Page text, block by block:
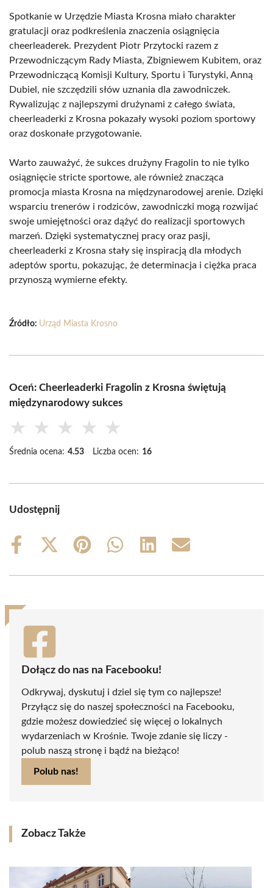
Spotkanie w Urzędzie Miasta Krosna miało charakter
gratulacji oraz podkreślenia znaczenia osiągnięcia
cheerleaderek. Prezydent Piotr Przytocki razem z
Przewodniczącym Rady Miasta, Zbigniewem Kubitem, oraz
Przewodniczącą Komisji Kultury, Sportu i Turystyki, Anną
Dubiel, nie szczędzili słów uznania dla zawodniczek.
Rywalizując z najlepszymi drużynami z całego świata,
cheerleaderki z Krosna pokazały wysoki poziom sportowy
oraz doskonałe przygotowanie.
Warto zauważyć, że sukces drużyny Fragolin to nie tylko
osiągnięcie stricte sportowe, ale również znacząca
promocja miasta Krosna na międzynarodowej arenie. Dzięki
wsparciu trenerów i rodziców, zawodniczki mogą rozwijać
swoje umiejętności oraz dążyć do realizacji sportowych
marzeń. Dzięki systematycznej pracy oraz pasji,
cheerleaderki z Krosna stały się inspiracją dla młodych
adeptów sportu, pokazując, że determinacja i ciężka praca
przynoszą wymierne efekty.
Źródło: Urząd Miasta Krosno
Oceń: Cheerleaderki Fragolin z Krosna świętują
międzynarodowy sukces
★ ★ ★ ★ ★
Średnia ocena: 4.53 Liczba ocen: 16
Udostępnij
Share
Share
(Twitter)
Share
Share
Share
Share
Dołącz do nas na Facebooku!
Odkrywaj, dyskutuj i dziel się tym co najlepsze!
Przyłącz się do naszej społeczności na Facebooku,
gdzie możesz dowiedzieć się więcej o lokalnych
wydarzeniach w Krośnie. Twoje zdanie się liczy -
polub naszą stronę i bądź na bieżąco!
Polub nas!
Zobacz Także